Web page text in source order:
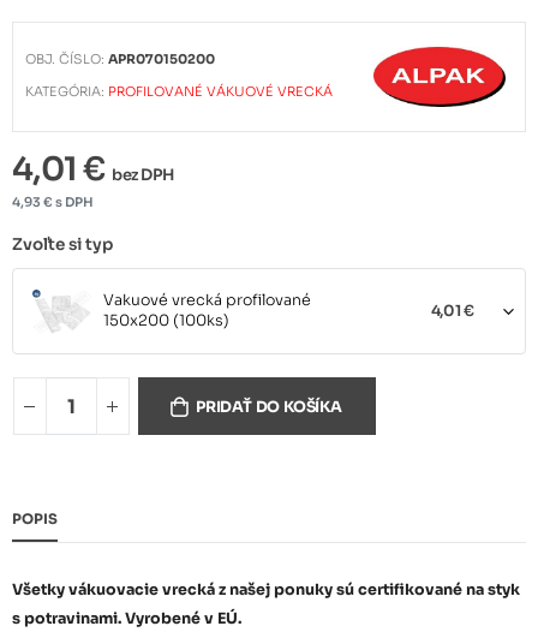
OBJ. ČÍSLO:APR070150200
KATEGÓRIA: PROFILOVANÉ VÁKUOVÉ VRECKÁ
4,01 € bez DPH
4,93 € s DPH
Zvoľte si typ
Vakuové vrecká profilované
150x200 (100ks)
4,01 €
170x250 (100ks)
250x300 (100ks)
PRIDAŤ DO KOŠÍKA
POPIS
Všetky vákuovacie vrecká z našej ponuky sú certifikované na styk
s potravinami. Vyrobené v EÚ.